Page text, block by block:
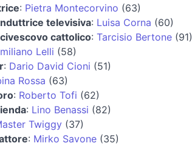
: Pietra Montecorvino (63)
televisiva: Luisa Corna (60)
cattolico: Tarcisio Bertone(91)
Lelli (58)
: Dario David Cioni (51)
Rossa (63)
: Roberto Tofi (62)
: Lino Benassi (82)
Twiggy(37)
: Mirko Savone(35)